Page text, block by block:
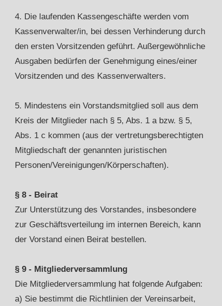
4. Die laufenden Kassengeschäfte werden vom
Kassenverwalter/in, bei dessen Verhinderung durch
den ersten Vorsitzenden geführt. Außergewöhnliche
Ausgaben bedürfen der Genehmigung eines/einer
Vorsitzenden und des Kassenverwalters.
5. Mindestens ein Vorstandsmitglied soll aus dem
Kreis der Mitglieder nach § 5, Abs. 1 a bzw. § 5,
Abs. 1 c kommen (aus der vertretungsberechtigten
Mitgliedschaft der genannten juristischen
Personen/Vereinigungen/Körperschaften).
§ 8 - Beirat
Zur Unterstützung des Vorstandes, insbesondere
zur Geschäftsverteilung im internen Bereich, kann
der Vorstand einen Beirat bestellen.
§ 9 - Mitgliederversammlung
Die Mitgliederversammlung hat folgende Aufgaben:
a) Sie bestimmt die Richtlinien der Vereinsarbeit,